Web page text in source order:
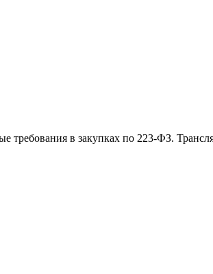
требования в закупках по 223-ФЗ.